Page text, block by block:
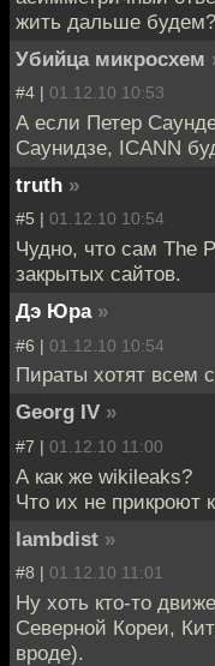
жить дальше будем?
Убийца микросхем
#4 | 01.12.10 10:53
А если Петер
Саунидзе, ICANN
truth »
#5 | 01.12.10 10:54
Чудно, что сам The
закрытых сайтов.
Дэ Юра »
#6 | 01.12.10 10:54
Пираты хотят всем
Georg IV »
#7 | 01.12.10 11:00
А как же wikileaks?
Что их не прикроют
lambdist »
#8 | 01.12.10 11:01
Ну хоть кто-то
Северной Кореи,
вроде).